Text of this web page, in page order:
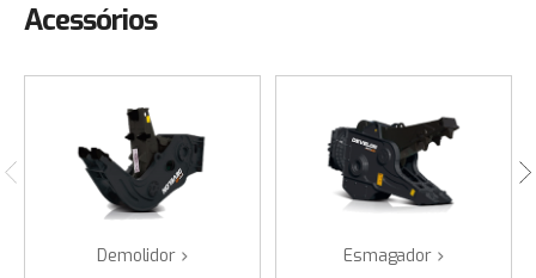
Acessórios
Demolidor Esmagador